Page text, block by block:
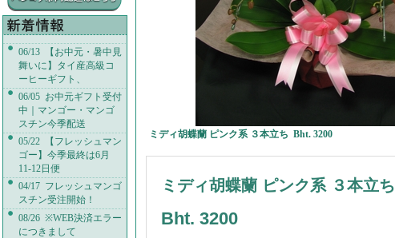
06/13 【お中元・暑中見
舞いに】タイ産高級コ
ーヒーギフト、
06/05 お中元ギフト受付
中｜マンゴー・マンゴ
スチン今季配送
05/22 【フレッシュマン
ゴー】今季最終は6月
11-12日便
04/17 フレッシュマンゴ
スチン受注開始！
08/26 ※WEB決済エラー
につきまして
ミディ胡蝶蘭 ピンク系 ３本立ち Bht. 3200
ミディ胡蝶蘭 ピンク系 ３本立ち
Bht. 3200